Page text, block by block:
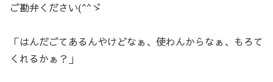
ご勘弁ください(^^ゞ
「はんだごてあるんやけどなぁ、使わんからなぁ、もろて
くれるかぁ？」